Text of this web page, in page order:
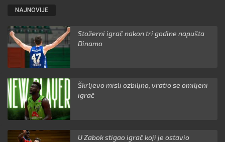
NAJNOVIJE
Stožerni igrač nakon tri godine napušta
Dinamo
Škrljevo misli ozbiljno, vratio se omiljeni
igrač
U Zabok stigao igrač koji je ostavio